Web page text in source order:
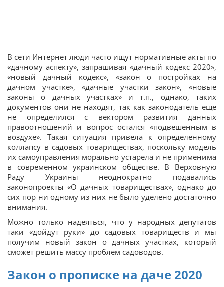
В сети Интернет люди часто ищут нормативные акты по
«дачному аспекту», запрашивая «дачный кодекс 2020»,
«новый дачный кодекс», «закон о постройках на
дачном участке», «дачные участки закон», «новые
законы о дачных участках» и т.п., однако, таких
документов они не находят, так как законодатель еще
не определился с вектором развития данных
правоотношений и вопрос остался «подвешенным в
воздухе». Такая ситуация привела к определенному
коллапсу в садовых товариществах, поскольку модель
их самоуправления морально устарела и не применима
в современном украинском обществе. В Верховную
Раду Украины неоднократно подавались
законопроекты «О дачных товариществах», однако до
сих пор ни одному из них не было уделено достаточно
внимания.
Можно только надеяться, что у народных депутатов
таки «дойдут руки» до садовых товариществ и мы
получим новый закон о дачных участках, который
сможет решить массу проблем садоводов.
Закон о прописке на даче 2020